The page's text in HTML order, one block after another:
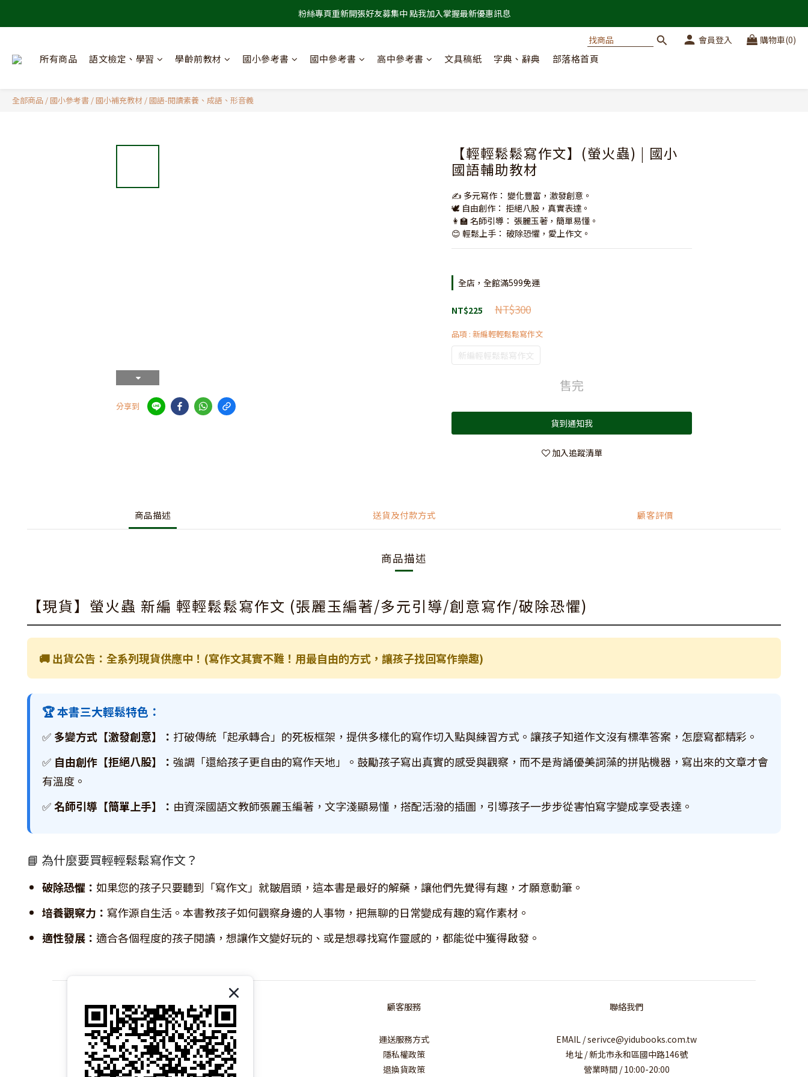
粉絲專頁重新開張好友募集中 點我加入掌握最新優惠訊息
會員登入 購物車(0)
所有商品 語文檢定、學習 學齡前教材 國小參考書 國中參考書 高中參考書 文具稿紙 字典、辭典 部落格首頁
全部商品 /國小參考書 /國小補充教材 /國語-閱讀素養、成語、形音義
分享到
【輕輕鬆鬆寫作文】(螢火蟲) | 國小
國語輔助教材
✍️ 多元寫作： 變化豐富，激發創意。
🕊️ 自由創作： 拒絕八股，真實表達。
👩‍🏫 名師引導： 張麗玉著，簡單易懂。
😊 輕鬆上手： 破除恐懼，愛上作文。
全店，全館滿599免運
NT$300
NT$225
品項 : 新編輕輕鬆鬆寫作文
新編輕輕鬆鬆寫作文
售完
貨到通知我
加入追蹤清單
商品描述 送貨及付款方式 顧客評價
商品描述
【現貨】螢火蟲 新編 輕輕鬆鬆寫作文 (張麗玉編著/多元引導/創意寫作/破除恐懼)
🚚 出貨公告：全系列現貨供應中！(寫作文其實不難！用最自由的方式，讓孩子找回寫作樂趣)
🏆 本書三大輕鬆特色：
✅ 多變方式【激發創意】： 打破傳統「起承轉合」的死板框架，提供多樣化的寫作切入點與練習方式。讓孩子知道作文沒有標準答案，怎麼寫都精彩。
✅ 自由創作【拒絕八股】： 強調「還給孩子更自由的寫作天地」。鼓勵孩子寫出真實的感受與觀察，而不是背誦優美詞藻的拼貼機器，寫出來的文章才會
有溫度。
✅名師引導【簡單上手】： 由資深國語文教師張麗玉編著，文字淺顯易懂，搭配活潑的插圖，引導孩子一步步從害怕寫字變成享受表達。
📘 為什麼要買輕輕鬆鬆寫作文？
破除恐懼： 如果您的孩子只要聽到「寫作文」就皺眉頭，這本書是最好的解藥，讓他們先覺得有趣，才願意動筆。
培養觀察力： 寫作源自生活。本書教孩子如何觀察身邊的人事物，把無聊的日常變成有趣的寫作素材。
適性發展： 適合各個程度的孩子閱讀，想讓作文變好玩的、或是想尋找寫作靈感的，都能從中獲得啟發。
關於我們｜About 易讀書坊
商店介紹｜Introduction
品牌故事｜Brand Story
核心價值｜Core Values
顧客服務
運送服務方式
隱私權政策
退換貨政策
聯絡我們
EMAIL / serivce@yidubooks.com.tw
地址 / 新北市永和區國中路146號
營業時間 / 10:00-20:00